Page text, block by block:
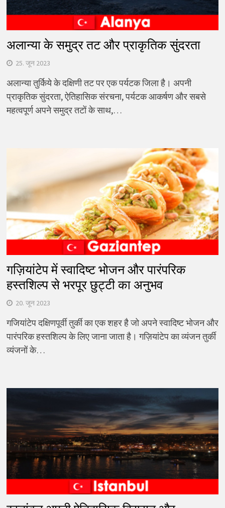
अलान्या के समुद्र तट और प्राकृतिक सुंदरता
25. जून 2023
अलान्या तुर्किये के दक्षिणी तट पर एक पर्यटक जिला है। अपनी
प्राकृतिक सुंदरता, ऐतिहासिक संरचना, पर्यटक आकर्षण और सबसे
महत्वपूर्ण अपने समुद्र तटों के साथ,…
गज़ियांटेप में स्वादिष्ट भोजन और पारंपरिक
हस्तशिल्प से भरपूर छुट्टी का अनुभव
20. जून 2023
गजियांटेप दक्षिणपूर्वी तुर्की का एक शहर है जो अपने स्वादिष्ट भोजन और
पारंपरिक हस्तशिल्प के लिए जाना जाता है। गज़ियांटेप का व्यंजन तुर्की
व्यंजनों के…